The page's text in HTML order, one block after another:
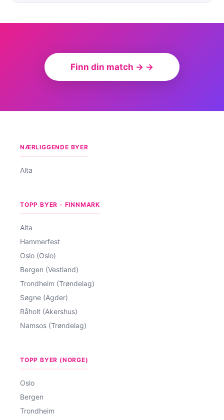
Finn din match → →
NÆRLIGGENDE BYER
Alta
TOPP BYER - FINNMARK
Alta
Hammerfest
Oslo (Oslo)
Bergen (Vestland)
Trondheim (Trøndelag)
Søgne (Agder)
Råholt (Akershus)
Namsos (Trøndelag)
TOPP BYER (NORGE)
Oslo
Bergen
Trondheim